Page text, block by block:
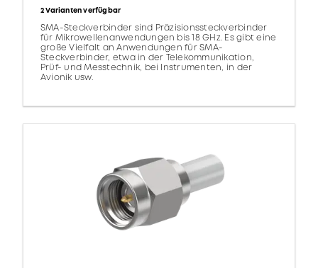
2 Varianten verfügbar
SMA-Steckverbinder sind Präzisionssteckverbinder
für Mikrowellenanwendungen bis 18 GHz. Es gibt eine
große Vielfalt an Anwendungen für SMA-
Steckverbinder, etwa in der Telekommunikation,
Prüf- und Messtechnik, bei Instrumenten, in der
Avionik usw.